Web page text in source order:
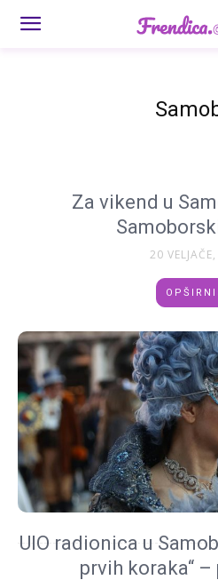
Za vikend u
20
UIO radionica u
prvih koraka“